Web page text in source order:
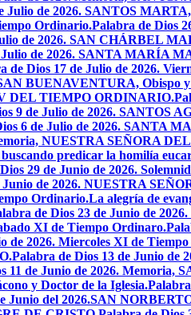
Julio de 2026. SANTOS
Ordinario.Palabra de Dios
de 2026. SAN CHÁRBEL
Julio de 2026. SANTA MARÍA
de Dios 17 de Julio de 2026.
BUENAVENTURA, Obispo
DEL TIEMPO ORDINARIO.
9 de Julio de 2026. SANTOS
6 de Julio de 2026. SANTA
NUESTRA SEÑORA
predicar la homilía
29 de Junio de 2026.
Junio de 2026. NUESTRA
Ordinario.La alegría de
de Dios 23 de Junio de
XI de Tiempo Ordinaro.
de 2026. Miercoles XI de
Palabra de Dios 13 de Junio
11 de Junio de 2026. Memoria,
y Doctor de la Iglesia.
Junio del 2026.SAN